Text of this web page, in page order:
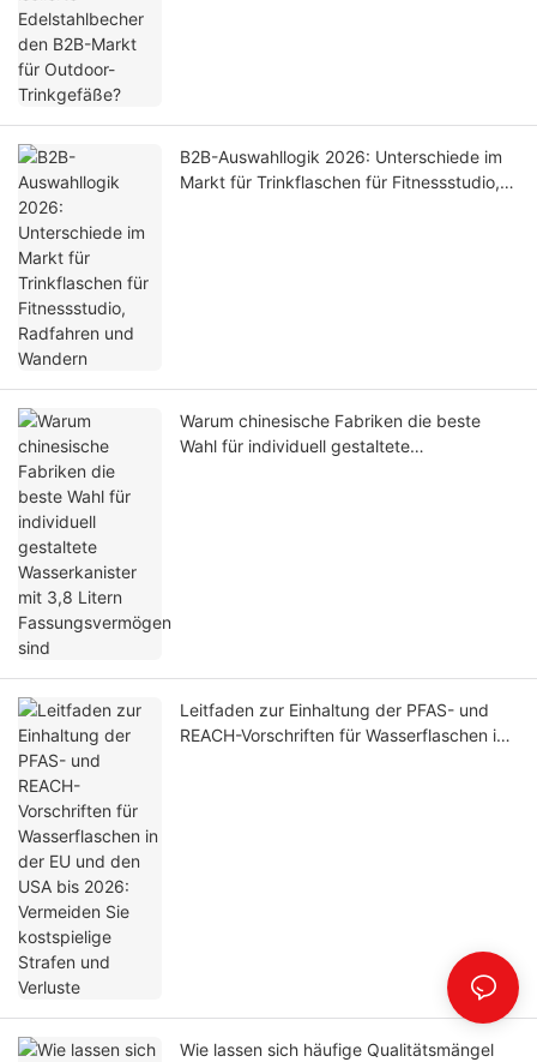
B2B-Auswahllogik 2026: Unterschiede im
Markt für Trinkflaschen für Fitnessstudio,
Warum chinesische Fabriken die beste
Wahl für individuell gestaltete
Leitfaden zur Einhaltung der PFAS- und
REACH-Vorschriften für Wasserflaschen in
Wie lassen sich häufige Qualitätsmängel